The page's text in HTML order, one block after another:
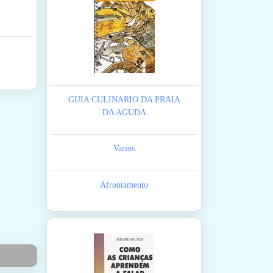
GUIA CULINARIO DA PRAIA
DA AGUDA
Varios
Afrontamento